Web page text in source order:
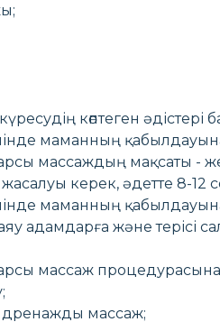
көптеген әдістері
маманның
массаждың мақсаты -
керек, әдетте 8-12
маманның
адамдарға және терісі
массаж процедурасына
массаж;